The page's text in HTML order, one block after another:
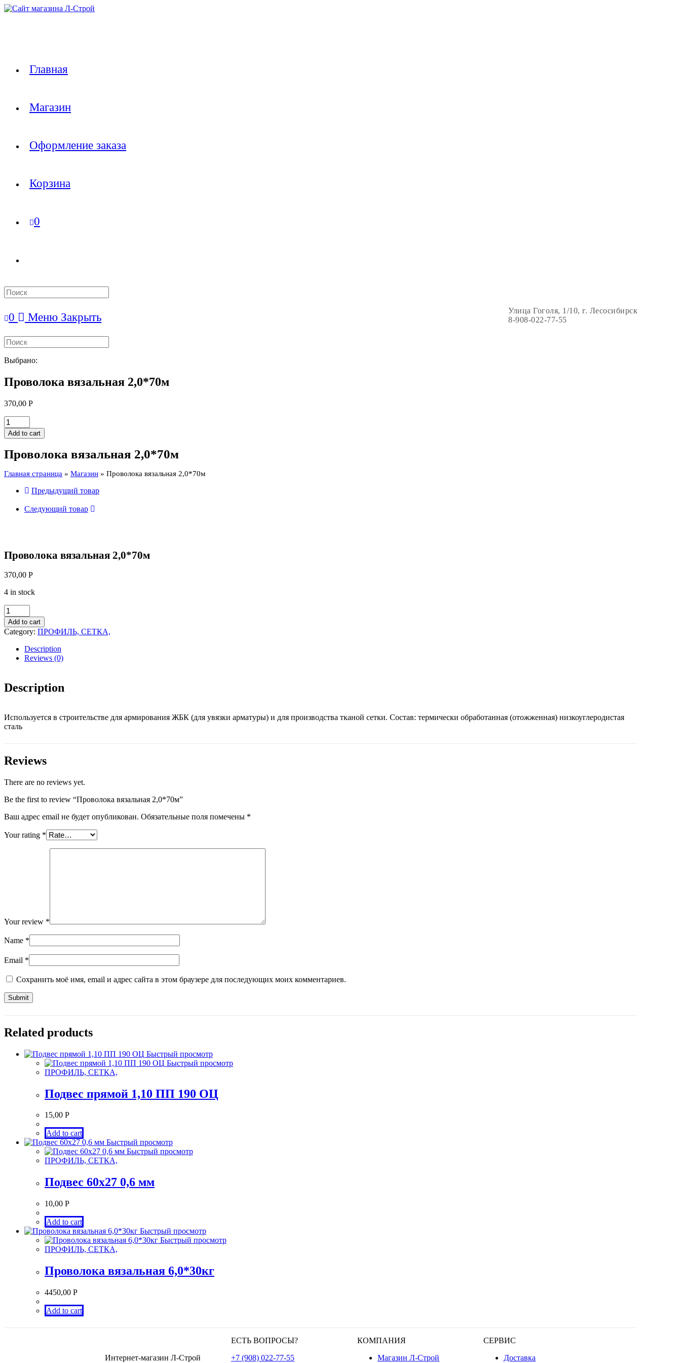
Перейти
Главная
Магазин
Оформление заказа
Корзина
0
Search
this
Улица Гоголя, 1/10, г. Лесосибирск
8-908-022-77-55
0 Меню Закрыть
Search
this
website
Выбрано:
Проволока вязальная 2,0*70м
370,00 Р
Проволока
вязальная
2,0*70м
Add to cart
Проволока вязальная 2,0*70м
Главная страница » Магазин » Проволока вязальная 2,0*70м
Предыдущий товар
Следующий товар
Проволока вязальная 2,0*70м
370,00 Р
4 in stock
Проволока
вязальная
2,0*70м
quantity
Add to cart
Category: ПРОФИЛЬ, СЕТКА,
Description
Reviews (0)
Description
Используется в строительстве для армирования ЖБК (для увязки арматуры) и для производства тканой сетки. Состав: термически обработанная (отожженная) низкоуглеродистая
сталь
Reviews
There are no reviews yet.
Be the first to review “Проволока вязальная 2,0*70м”
Ваш адрес email не будет опубликован. Обязательные поля помечены *
Your rating *
Your review *
Name *
Email *
Сохранить моё имя, email и адрес сайта в этом браузере для последующих моих комментариев.
Related products
Быстрый просмотр
Быстрый просмотр
ПРОФИЛЬ, СЕТКА,
Подвес прямой 1,10 ПП 190 ОЦ
15,00 Р
Add to cart
Быстрый просмотр
Быстрый просмотр
ПРОФИЛЬ, СЕТКА,
Подвес 60х27 0,6 мм
10,00 Р
Add to cart
Быстрый просмотр
Быстрый просмотр
ПРОФИЛЬ, СЕТКА,
Проволока вязальная 6,0*30кг
4450,00 Р
Add to cart
Интернет-магазин Л-Строй
ЕСТЬ ВОПРОСЫ?
+7 (908) 022-77-55
КОМПАНИЯ
Магазин Л-Строй
СЕРВИС
Доставка